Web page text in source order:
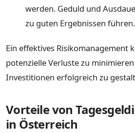
werden. Geduld und
zu guten Ergebnissen führen.
Ein effektives Risikomanagement
potenzielle Verluste zu
Investitionen erfolgreich zu
Vorteile von
in Österreich